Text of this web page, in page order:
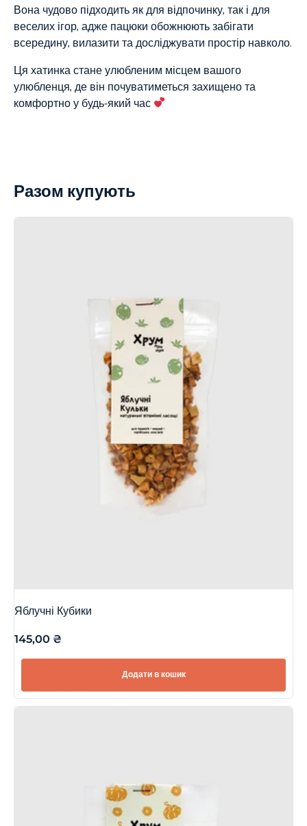
Вона чудово підходить як для відпочинку, так і для
веселих ігор, адже пацюки обожнюють забігати
всередину, вилазити та досліджувати простір навколо.
Ця хатинка стане улюбленим місцем вашого
улюбленця, де він почуватиметься захищено та
комфортно у будь-який час
Разом купують
Яблучні Кубики
145,00 ₴
Додати в кошик